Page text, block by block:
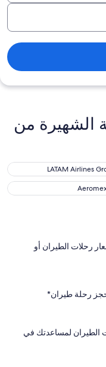
الشهيرة من
LATAM Airlines
رحلات الطيران أو
رحلة طيران*
الطيران لمساعدتك في